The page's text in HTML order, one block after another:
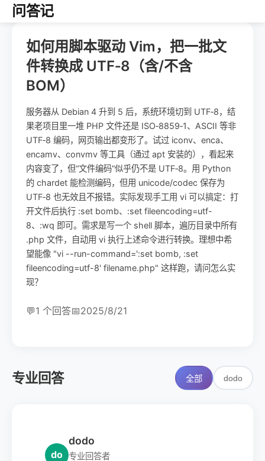
问答记
如何用脚本驱动 Vim，把一批文
件转换成 UTF‑8（含/不含
BOM）
服务器从 Debian 4 升到 5 后，系统环境切到 UTF‑8，结
果老项目里一堆 PHP 文件还是 ISO‑8859‑1、ASCII 等非
UTF‑8 编码，网页输出都变形了。试过 iconv、enca、
encamv、convmv 等工具（通过 apt 安装的），看起来
内容变了，但“文件编码”似乎仍不是 UTF‑8。用 Python
的 chardet 能检测编码，但用 unicode/codec 保存为
UTF‑8 也无效且不报错。实际发现手工用 vi 可以搞定：打
开文件后执行 :set bomb、:set fileencoding=utf-
8、:wq 即可。需求是写一个 shell 脚本，遍历目录中所有
.php 文件，自动用 vi 执行上述命令进行转换。理想中希
望能像 "vi --run-command=':set bomb, :set
fileencoding=utf-8' filename.php" 这样跑，请问怎么实
现？
💬1 个回答📅2025/8/21
专业回答 全部 dodo
do
dodo
专业回答者